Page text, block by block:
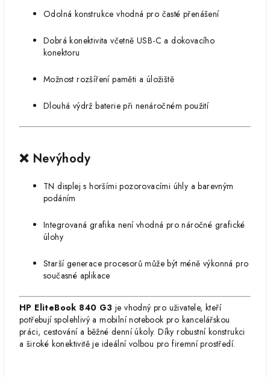
Odolná konstrukce vhodná pro časté přenášení
Dobrá konektivita včetně USB-C a dokovacího
konektoru
Možnost rozšíření paměti a úložiště
Dlouhá výdrž baterie při nenáročném použití
❌ Nevýhody
TN displej s horšími pozorovacími úhly a barevným
podáním
Integrovaná grafika není vhodná pro náročné grafické
úlohy
Starší generace procesorů může být méně výkonná pro
současné aplikace
HP EliteBook 840 G3 je vhodný pro uživatele, kteří
potřebují spolehlivý a mobilní notebook pro kancelářskou
práci, cestování a běžné denní úkoly. Díky robustní konstrukci
a široké konektivitě je ideální volbou pro firemní prostředí.